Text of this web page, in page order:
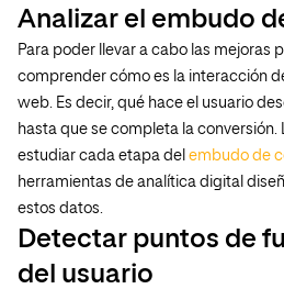
Analizar el embudo
Para poder llevar a cabo las mejoras
comprender cómo es la interacción
web. Es decir, qué hace el usuario
hasta que se completa la conversión.
estudiar cada etapa del embudo de
herramientas de analítica digital
estos datos.
Detectar puntos de
del usuario